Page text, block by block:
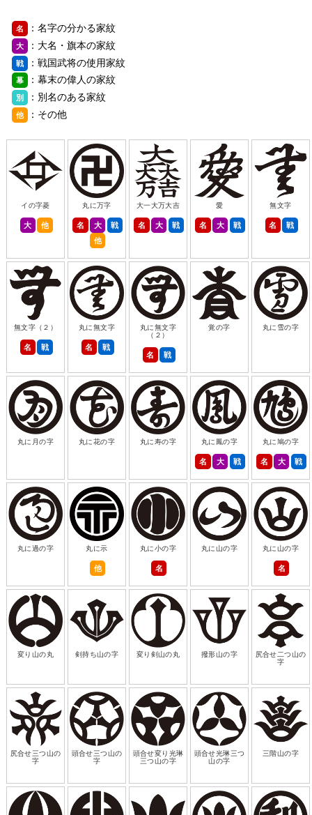
名 ：名字の分かる家紋
大 ：大名・旗本の家紋
戦 ：戦国武将の使用家紋
幕 ：幕末の偉人の家紋
別 ：別名のある家紋
他 ：その他
イの字菱
大 他
丸に万字
名 大
戦
他
大一大万大吉
名 大 戦
愛
名 大 戦
無文字
名 戦
無文字（２）
名 戦
丸に無文字
名 戦
丸に無文字
（２）
名 戦
覚の字 丸に雪の字
丸に月の字 丸に花の字 丸に寿の字 丸に鳳の字
名 大 戦
丸に鳩の字
名 大 戦
丸に過の字 丸に示
他
丸に小の字
名
丸に山の字 丸に山の字
名
変り山の丸 剣持ち山の字 変り剣山の丸 撥形山の字
尻合せ二つ山の
字
尻合せ三つ山の
字
頭合せ三つ山の
字
頭合せ変り光琳
三つ山の字
頭合せ光琳三つ
山の字
三階山の字